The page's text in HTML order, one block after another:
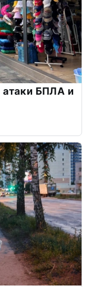
атаки БПЛА и